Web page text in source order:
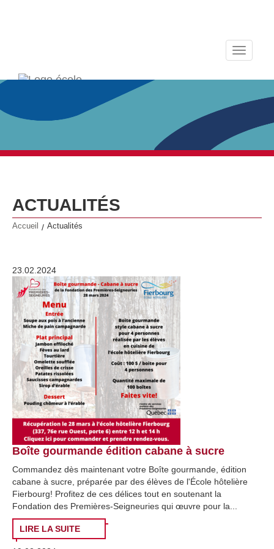
Toggle
ACTUALITÉS
Accueil / Actualités
23.02.2024
Boîte gourmande édition cabane à sucre
Commandez dès maintenant votre Boîte gourmande, édition
cabane à sucre, préparée par des élèves de l'École hôtelière
Fierbourg! Profitez de ces délices tout en soutenant la
Fondation des Premières-Seigneuries qui œuvre pour la...
LIRE LA SUITE